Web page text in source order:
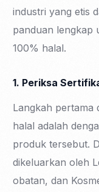
industri yang etis
panduan lengkap
100% halal.
1. Periksa
Langkah pertama
halal adalah
produk tersebut.
dikeluarkan oleh
obatan, dan